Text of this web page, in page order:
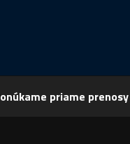
priame